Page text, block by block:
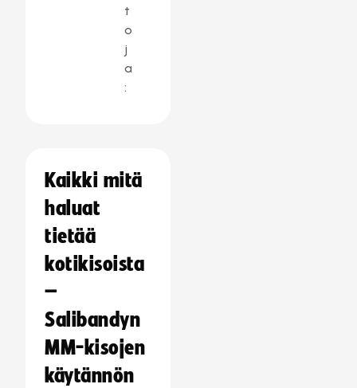
t
o
j
a
:
Kaikki mitä
haluat
tietää
kotikisoista
–
Salibandyn
MM-kisojen
käytännön